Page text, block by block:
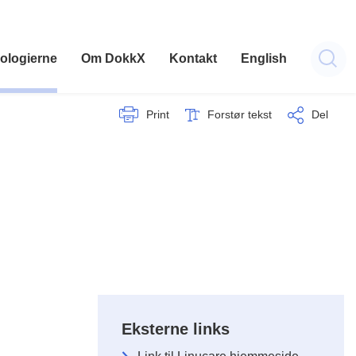
Om DokkX Kontakt English
Print Forstør tekst Del
Eksterne links